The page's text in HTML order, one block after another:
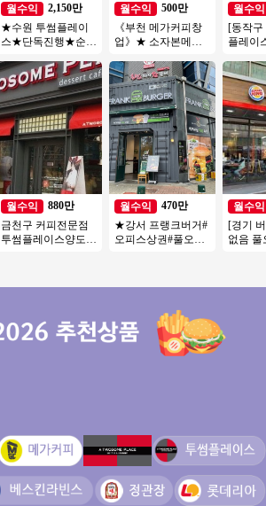
월수익
2,150만
★수원 투썸플레이
스★단독진행★순익
역세권#고수익창업#
풀오토
월수익
880만
금천구 커피전문점
투썸플레이스양도양
월수익
500만
《부천 메가커피창
업》★ 소자본메가
많은 메가커피창업
★
월수익
470만
★강서 프랭크버거#
오피스상권#풀오토
월수익
[동작구
플레이
성창업/
월수익
[경기
없음 풀